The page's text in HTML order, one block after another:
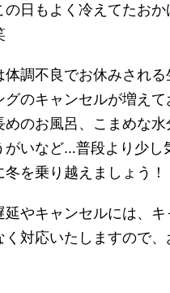
の日もよく冷えてたお
体調不良でお休みされ
グのキャンセルが増えて
めのお風呂、こまめな
がいなど…普段より少し
冬を乗り越えましょう！
延やキャンセルには、
く対応いたしますので